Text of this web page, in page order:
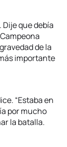
que debía
de la
importante
“Estaba en
por mucho
la batalla.